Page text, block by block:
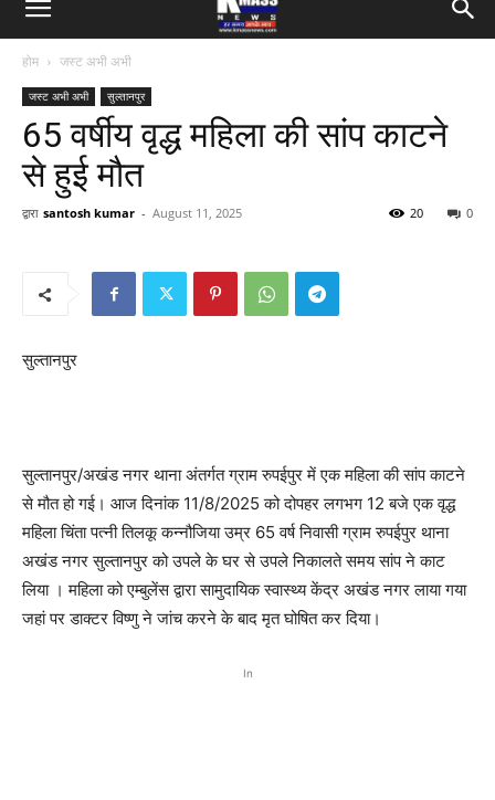
होम जस्ट अभी अभी
जस्ट अभी अभी सुल्तानपुर
65 वर्षीय वृद्ध महिला की सांप काटने
से हुई मौत
द्वारा santosh kumar - August 11, 2025 0
20
सुल्तानपुर
सुल्तानपुर/अखंड नगर थाना अंतर्गत ग्राम रुपईपुर में एक महिला की सांप काटने
से मौत हो गई। आज दिनांक 11/8/2025 को दोपहर लगभग 12 बजे एक वृद्ध
महिला चिंता पत्नी तिलकू कन्नौजिया उम्र 65 वर्ष निवासी ग्राम रुपईपुर थाना
अखंड नगर सुल्तानपुर को उपले के घर से उपले निकालते समय सांप ने काट
लिया । महिला को एम्बुलेंस द्वारा सामुदायिक स्वास्थ्य केंद्र अखंड नगर लाया गया
जहां पर डाक्टर विष्णु ने जांच करने के बाद मृत घोषित कर दिया।
In